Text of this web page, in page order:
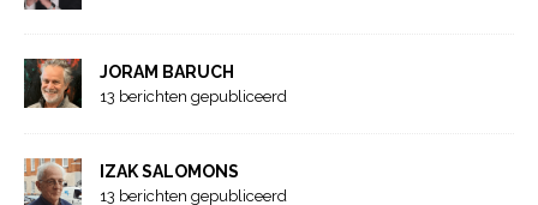
JORAM BARUCH
13 berichten gepubliceerd
IZAK SALOMONS
13 berichten gepubliceerd